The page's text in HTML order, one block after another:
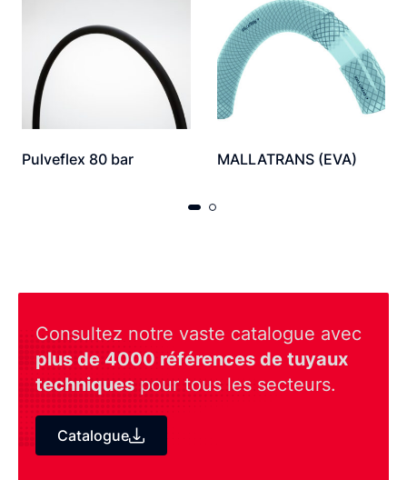
Pulveflex 80 bar MALLATRANS (EVA)
Consultez notre vaste catalogue avec
plus de 4000 références de tuyaux
techniques pour tous les secteurs.
Catalogue